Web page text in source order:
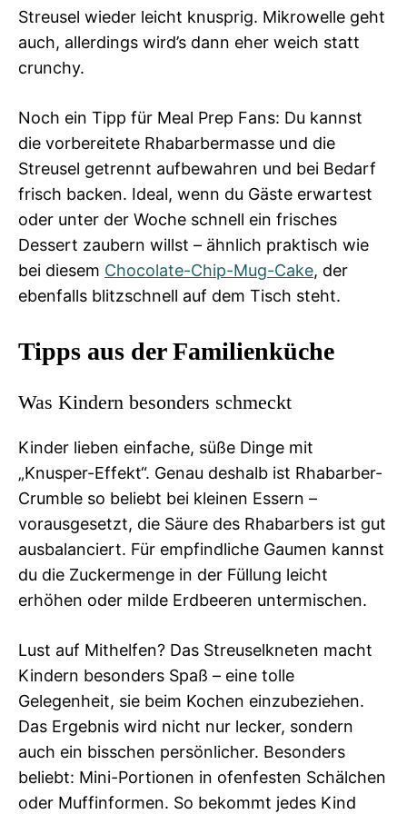
Streusel wieder leicht knusprig. Mikrowelle geht
auch, allerdings wird’s dann eher weich statt
crunchy.
Noch ein Tipp für Meal Prep Fans: Du kannst
die vorbereitete Rhabarbermasse und die
Streusel getrennt aufbewahren und bei Bedarf
frisch backen. Ideal, wenn du Gäste erwartest
oder unter der Woche schnell ein frisches
Dessert zaubern willst – ähnlich praktisch wie
bei diesem Chocolate-Chip-Mug-Cake, der
ebenfalls blitzschnell auf dem Tisch steht.
Tipps aus der Familienküche
Was Kindern besonders schmeckt
Kinder lieben einfache, süße Dinge mit
„Knusper-Effekt“. Genau deshalb ist Rhabarber-
Crumble so beliebt bei kleinen Essern –
vorausgesetzt, die Säure des Rhabarbers ist gut
ausbalanciert. Für empfindliche Gaumen kannst
du die Zuckermenge in der Füllung leicht
erhöhen oder milde Erdbeeren untermischen.
Lust auf Mithelfen? Das Streuselkneten macht
Kindern besonders Spaß – eine tolle
Gelegenheit, sie beim Kochen einzubeziehen.
Das Ergebnis wird nicht nur lecker, sondern
auch ein bisschen persönlicher. Besonders
beliebt: Mini-Portionen in ofenfesten Schälchen
oder Muffinformen. So bekommt jedes Kind